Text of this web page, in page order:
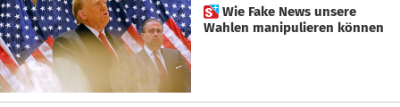
 Wie Fake News unsere
Wahlen manipulieren können